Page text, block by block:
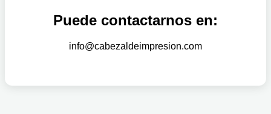
Puede contactarnos en:
info@cabezaldeimpresion.com